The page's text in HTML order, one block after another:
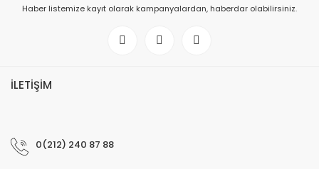
Haber listemize kayıt olarak kampanyalardan, haberdar olabilirsiniz.
İLETİŞİM
0(212) 240 87 88